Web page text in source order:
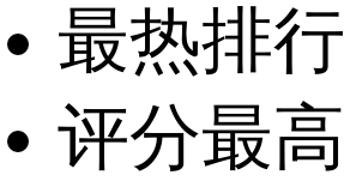
最热排行
评分最高